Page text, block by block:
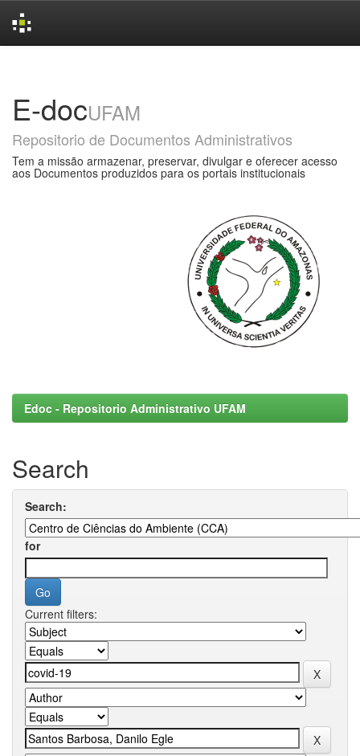
E-docUFAM
Repositorio de Documentos Administrativos
Tem a missão armazenar, preservar, divulgar e oferecer acesso
aos Documentos produzidos para os portais institucionais
Edoc - Repositorio Administrativo UFAM
Search
Search:
for
Current filters: